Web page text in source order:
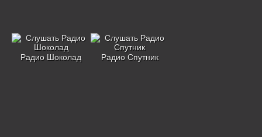
Радио Шоколад Радио Спутник